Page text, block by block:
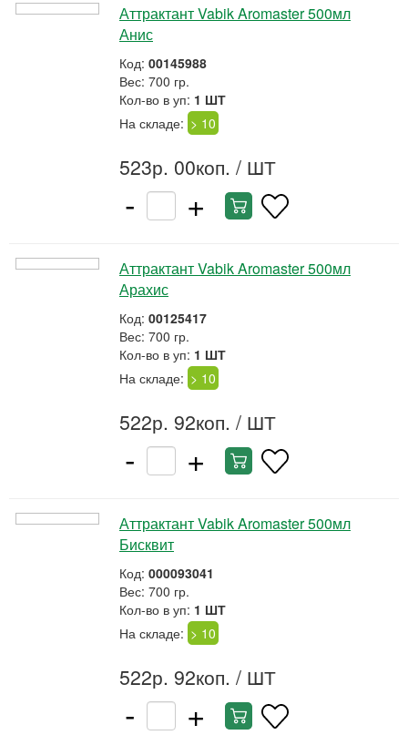
Аттрактант Vabik Aromaster 500мл
Анис
Код: 00145988
Вес: 700 гр.
Кол-во в уп: 1 ШТ
На складе: > 10
523р. 00коп. / ШТ
- +
Аттрактант Vabik Aromaster 500мл
Арахис
Код: 00125417
Вес: 700 гр.
Кол-во в уп: 1 ШТ
На складе: > 10
522р. 92коп. / ШТ
- +
Аттрактант Vabik Aromaster 500мл
Бисквит
Код: 000093041
Вес: 700 гр.
Кол-во в уп: 1 ШТ
На складе: > 10
522р. 92коп. / ШТ
- +